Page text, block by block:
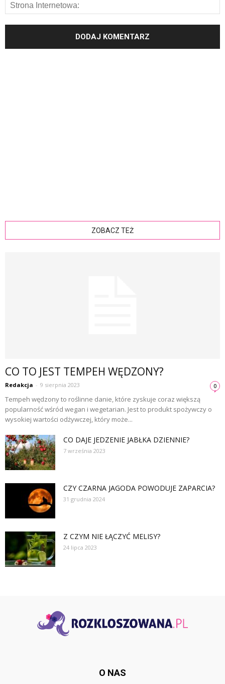
ZOBACZ TEŻ
CO TO JEST TEMPEH WĘDZONY?
Redakcja - 9 sierpnia 2023 0
Tempeh wędzony to roślinne danie, które zyskuje coraz większą
popularność wśród wegan i wegetarian. Jest to produkt spożywczy o
wysokiej wartości odżywczej, który może...
CO DAJE JEDZENIE JABŁKA DZIENNIE?
7 września 2023
CZY CZARNA JAGODA POWODUJE ZAPARCIA?
31 grudnia 2024
Z CZYM NIE ŁĄCZYĆ MELISY?
24 lipca 2023
O NAS